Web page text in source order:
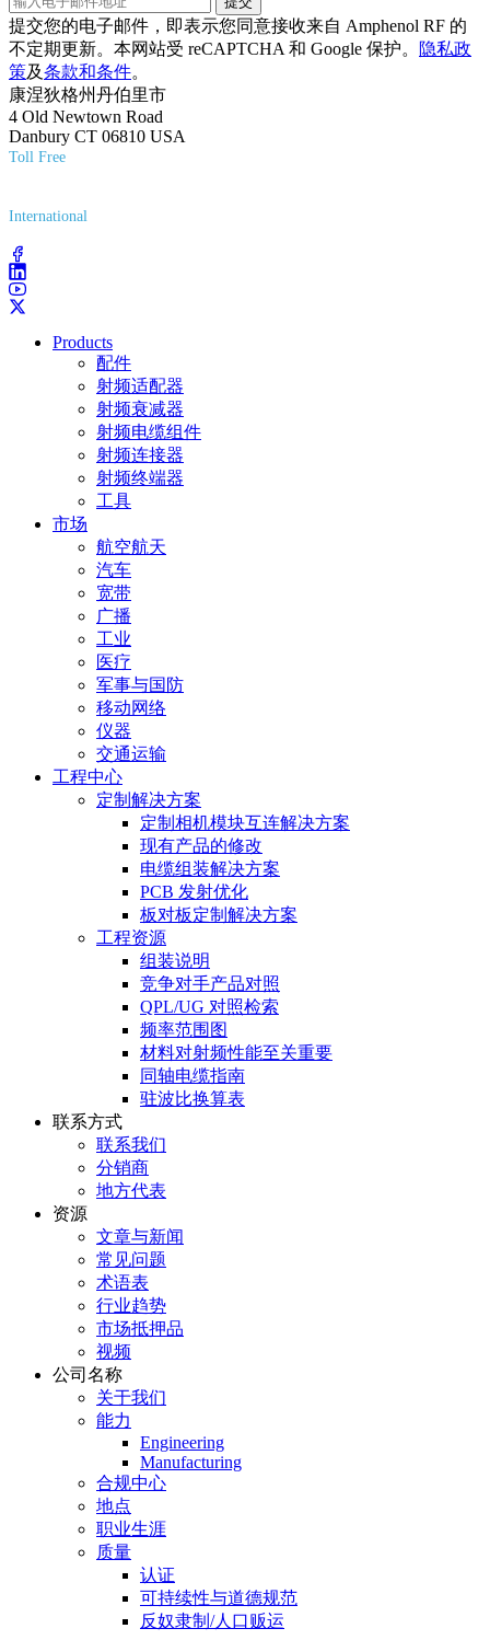
提交您的电子邮件，即表示您同意接收来自 Amphenol RF 的
不定期更新。本网站受 reCAPTCHA 和 Google 保护。
隐私政
策及条款和条件。
康涅狄格州丹伯里市
4 Old Newtown Road
Danbury CT 06810 USA
Toll Free
International
Products
配件
射频适配器
射频衰减器
射频电缆组件
射频连接器
射频终端器
工具
市场
航空航天
汽车
宽带
广播
工业
医疗
军事与国防
移动网络
仪器
交通运输
工程中心
定制解决方案
定制相机模块互连解决方案
现有产品的修改
电缆组装解决方案
PCB 发射优化
板对板定制解决方案
工程资源
组装说明
竞争对手产品对照
QPL/UG 对照检索
频率范围图
材料对射频性能至关重要
同轴电缆指南
驻波比换算表
联系方式
联系我们
分销商
地方代表
资源
文章与新闻
常见问题
术语表
行业趋势
市场抵押品
视频
公司名称
关于我们
能力
Engineering
Manufacturing
合规中心
地点
职业生涯
质量
认证
可持续性与道德规范
反奴隶制/人口贩运